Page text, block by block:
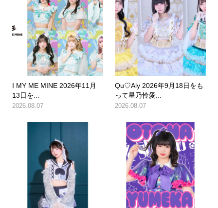
I MY ME MINE 2026年11月
13日を...
2026.08.07
Qu♡Aly 2026年9月18日をも
って星乃怜愛...
2026.08.07